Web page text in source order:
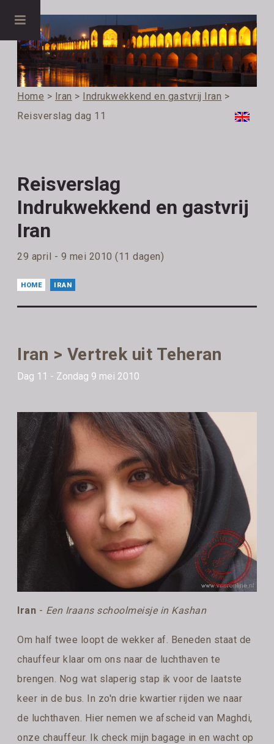
Home > Iran > Indrukwekkend en gastvrij Iran >
Reisverslag dag 11
Reisverslag
Indrukwekkend en gastvrij
Iran
29 april - 9 mei 2010 (11 dagen)
HOME IRAN
Iran > Vertrek uit Teheran
Dag 11 - Zondag 9 mei 2010
Iran - Een Iraans schoolmeisje in Kashan
Om half twee loopt de wekker af. Beneden staat de
chauffeur klaar om ons naar de luchthaven te
brengen. Nog wat slaperig stap ik voor de laatste
keer in de bus. In zo'n drie kwartier rijden we naar
de luchthaven. Hier nemen we afscheid van Maghdi,
onze chauffeur. Ik check mijn bagage in en wacht op